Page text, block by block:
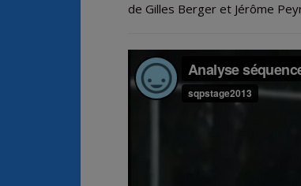
de Gilles Berger et Jérôme